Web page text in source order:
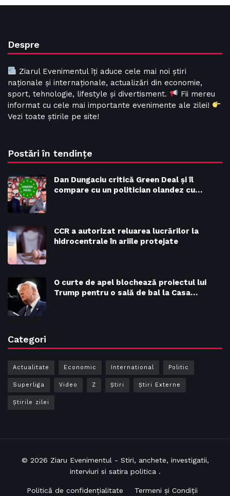
Despre
Ziarul Evenimentul îți aduce cele mai noi știri
naționale și internaționale, actualizări din economie,
sport, tehnologie, lifestyle și divertisment.
Fii mereu
informat cu cele mai importante evenimente ale zilei!
Vezi toate știrile pe site!
Postări în tendințe
Dan Dungaciu critică Green Deal și îl
compare cu un politician olandez cu…
CCR a autorizat reluarea lucrărilor la
hidrocentrale în ariile protejate
O curte de apel blochează proiectul lui
Trump pentru o sală de bal la Casa…
Categori
Actualitate Economic International Politic
Superliga Video Z Ştiri Știri Externe
Știrile zilei
© 2026 Ziaru Evenimentul - Stiri, anchete, investigatii,
interviuri si satira politica .
Politică de confidențialitate Termeni și Condiții